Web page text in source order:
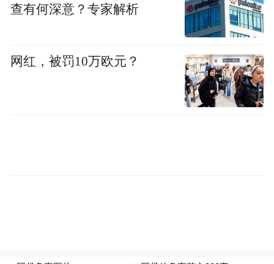
查有何深意？专家解析
网红，被罚10万欧元？